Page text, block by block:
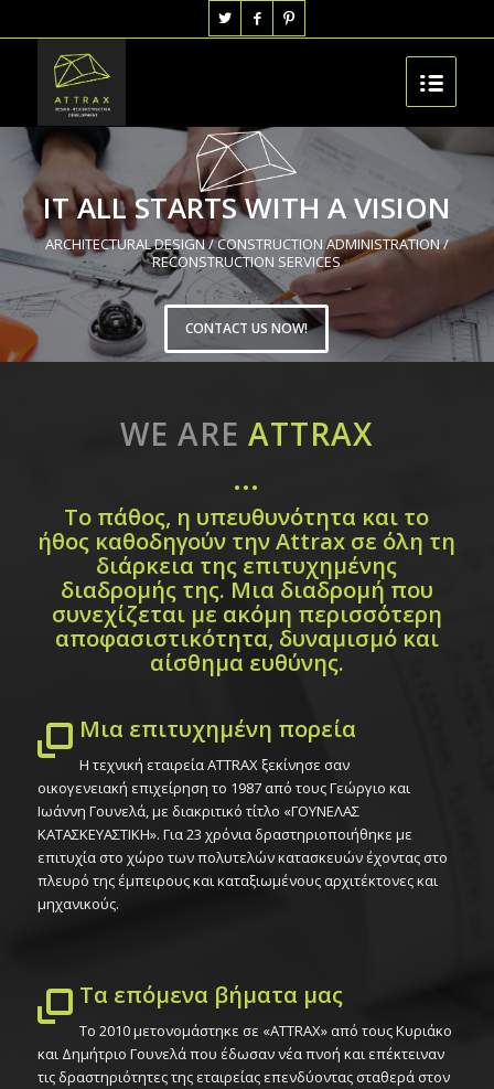
IT ALL STARTS WITH A VISION
ARCHITECTURAL DESIGN / CONSTRUCTION ADMINISTRATION /
RECONSTRUCTION SERVICES
CONTACT US NOW!
WE AREATTRAX
…
Το πάθος, η υπευθυνότητα και το
ήθος καθοδηγούν την Attrax σε όλη τη
διάρκεια της επιτυχημένης
διαδρομής της. Μια διαδρομή που
συνεχίζεται με ακόμη περισσότερη
αποφασιστικότητα, δυναμισμό και
αίσθημα ευθύνης.
Μια επιτυχημένη πορεία
Η τεχνική εταιρεία ΑΤΤRAX ξεκίνησε σαν
οικογενειακή επιχείρηση το 1987 από τους Γεώργιο και
Ιωάννη Γουνελά, με διακριτικό τίτλο «ΓΟΥΝΕΛΑΣ
ΚΑΤΑΣΚΕΥΑΣΤΙΚΗ». Για 23 χρόνια δραστηριοποιήθηκε με
επιτυχία στο χώρο των πολυτελών κατασκευών έχοντας στο
πλευρό της έμπειρους και καταξιωμένους αρχιτέκτονες και
μηχανικούς.
Τα επόμενα βήματα μας
Το 2010 μετονομάστηκε σε «ATTRAX» από τους Κυριάκο
και Δημήτριο Γουνελά που έδωσαν νέα πνοή και επέκτειναν
τις δραστηριότητες της εταιρείας επενδύοντας σταθερά στον